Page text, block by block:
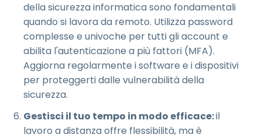
della sicurezza informatica sono fondamentali
quando si lavora da remoto. Utilizza password
complesse e univoche per tutti gli account e
abilita l'autenticazione a più fattori (MFA).
Aggiorna regolarmente i software e i dispositivi
per proteggerti dalle vulnerabilità della
sicurezza.
Gestisci il tuo tempo in modo efficace:il
lavoro a distanza offre flessibilità, ma è